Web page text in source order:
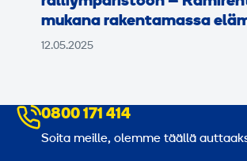
mukana rakentamassa
12.05.2025
0800 171 414
Soita meille, olemme täällä